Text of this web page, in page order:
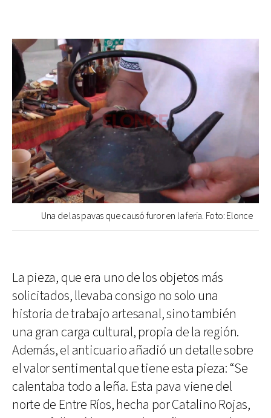
Una de las pavas que causó furor en la feria. Foto: Elonce
La pieza, que era uno de los objetos más
solicitados, llevaba consigo no solo una
historia de trabajo artesanal, sino también
una gran carga cultural, propia de la región.
Además, el anticuario añadió un detalle sobre
el valor sentimental que tiene esta pieza: “Se
calentaba todo a leña. Esta pava viene del
norte de Entre Ríos, hecha por Catalino Rojas,